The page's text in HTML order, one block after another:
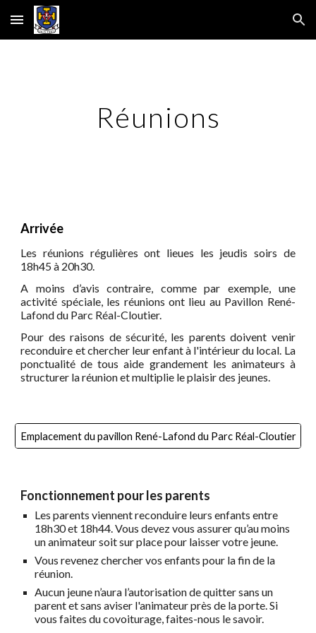
Skip to main content Skip to navigation
Réunions
Arrivée
Les réunions régulières ont lieues les jeudis soirs de
18h45 à 20h30.
A moins d’avis contraire, comme par exemple, une
activité spéciale, les réunions ont lieu au Pavillon René-
Lafond du Parc Réal-Cloutier.
Pour des raisons de sécurité, les parents doivent venir
reconduire et chercher leur enfant à l'intérieur du local. La
ponctualité de tous aide grandement les animateurs à
structurer la réunion et multiplie le plaisir des jeunes.
Emplacement du pavillon René-Lafond du Parc Réal-Cloutier
Fonctionnement pour les parents
Les parents viennent reconduire leurs enfants entre
18h30 et 18h44. Vous devez vous assurer qu’au moins
un animateur soit sur place pour laisser votre jeune.
Vous revenez chercher vos enfants pour la fin de la
réunion.
Aucun jeune n’aura l’autorisation de quitter sans un
parent et sans aviser l'animateur près de la porte. Si
vous faites du covoiturage, faites-nous le savoir.